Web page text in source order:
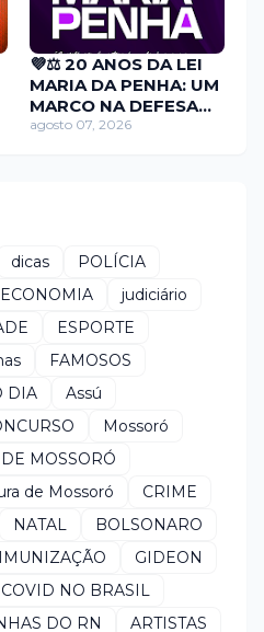
💜⚖️ 20 ANOS DA LEI
MARIA DA PENHA: UM
MARCO NA DEFESA
DAS MULHERES ⚖️💜
agosto 07, 2026
dicas
POLÍCIA
ECONOMIA
judiciário
ESPORTE
FAMOSOS
DIA
Assú
Mossoró
MOSSORÓ
de Mossoró
CRIME
NATAL
BOLSONARO
IMUNIZAÇÃO
GIDEON
COVID NO BRASIL
DO RN
ARTISTAS